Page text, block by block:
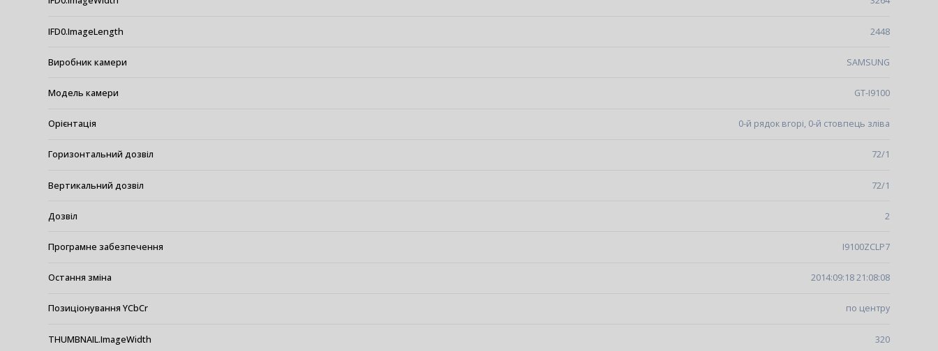
IFD0.ImageLength 2448
Виробник камери SAMSUNG
Модель камери GT-I9100
Орієнтація 0-й рядок вгорі, 0-й стовпець зліва
Горизонтальний дозвіл 72/1
Вертикальний дозвіл 72/1
Дозвіл 2
Програмне забезпечення I9100ZCLP7
Остання зміна 2014:09:18 21:08:08
Позиціонування YCbCr по центру
THUMBNAIL.ImageWidth 320